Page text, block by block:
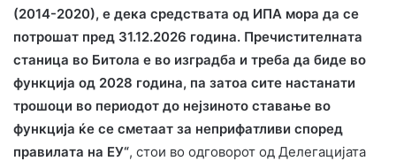
(2014-2020), е дека средствата од ИПА мора да се
потрошат пред 31.12.2026 година. Пречистителната
станица во Битолa е во изградба и треба да биде во
функција од 2028 година, па затоа сите настанати
трошоци во периодот до нејзиното ставање во
функција ќе се сметаат за неприфатливи според
правилата на ЕУ“, стои во одговорот од Делегацијата